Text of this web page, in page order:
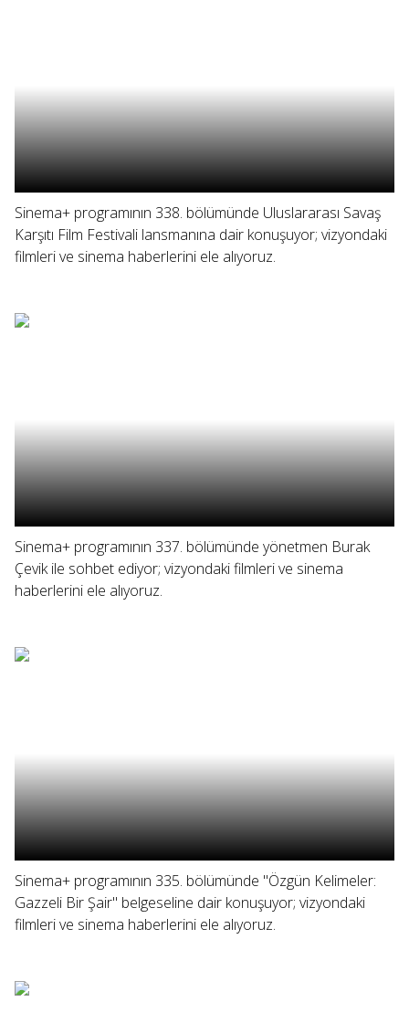
Sinema+ programının 338. bölümünde Uluslararası Savaş
Karşıtı Film Festivali lansmanına dair konuşuyor; vizyondaki
filmleri ve sinema haberlerini ele alıyoruz.
Sinema+ programının 337. bölümünde yönetmen Burak
Çevik ile sohbet ediyor; vizyondaki filmleri ve sinema
haberlerini ele alıyoruz.
Sinema+ programının 335. bölümünde "Özgün Kelimeler:
Gazzeli Bir Şair" belgeseline dair konuşuyor; vizyondaki
filmleri ve sinema haberlerini ele alıyoruz.